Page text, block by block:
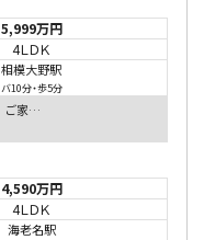
5,999万円
4ＬＤＫ
相模大野駅
バ10分・歩5分
ご家…
4,590万円
4ＬＤＫ
海老名駅